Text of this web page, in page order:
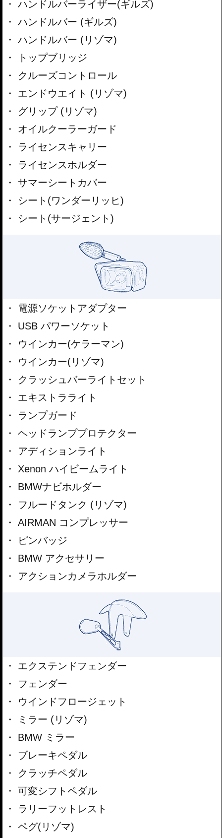
ハンドルバーライザー(ギルズ)
ハンドルバー (ギルズ)
ハンドルバー (リゾマ)
トップブリッジ
クルーズコントロール
エンドウエイト (リゾマ)
グリップ (リゾマ)
オイルクーラーガード
ライセンスキャリー
ライセンスホルダー
サマーシートカバー
シート(ワンダーリッヒ)
シート(サージェント)
電源ソケットアダプター
USB パワーソケット
ウインカー(ケラーマン)
ウインカー(リゾマ)
クラッシュバーライトセット
エキストラライト
ランプガード
ヘッドランププロテクター
アディションライト
Xenon ハイビームライト
BMWナビホルダー
フルードタンク (リゾマ)
AIRMAN コンプレッサー
ピンバッジ
BMW アクセサリー
アクションカメラホルダー
エクステンドフェンダー
フェンダー
ウインドフロージェット
ミラー (リゾマ)
BMW ミラー
ブレーキペダル
クラッチペダル
可変シフトペダル
ラリーフットレスト
ペグ(リゾマ)